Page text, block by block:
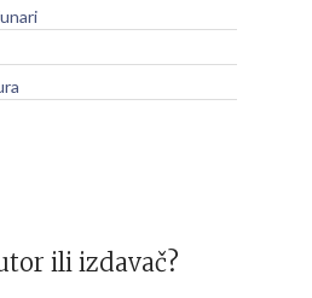
ili izdavač?